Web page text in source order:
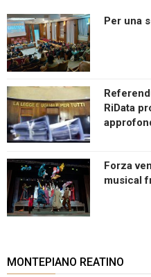
Per una
RiData
Forza
musical
MONTEPIANO REATINO